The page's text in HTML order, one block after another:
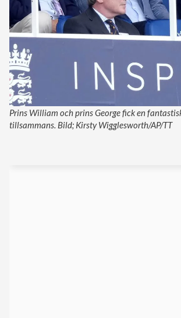
Prins William och prins George fick en
tillsammans. Bild; Kirsty Wigglesworth/AP/TT